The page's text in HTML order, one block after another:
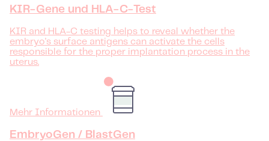
KIR-Gene und HLA-C-Test
KIR and HLA-C testing helps to reveal whether the
embryo's surface antigens can activate the cells
responsible for the proper implantation process in the
uterus.
Mehr Informationen
EmbryoGen / BlastGen